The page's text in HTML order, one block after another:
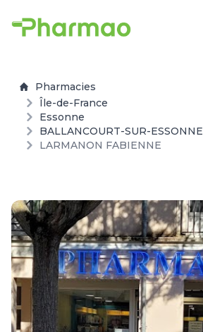
Pharmacies
Île-de-France
Essonne
BALLANCOURT-SUR-ESSONNE
LARMANON FABIENNE